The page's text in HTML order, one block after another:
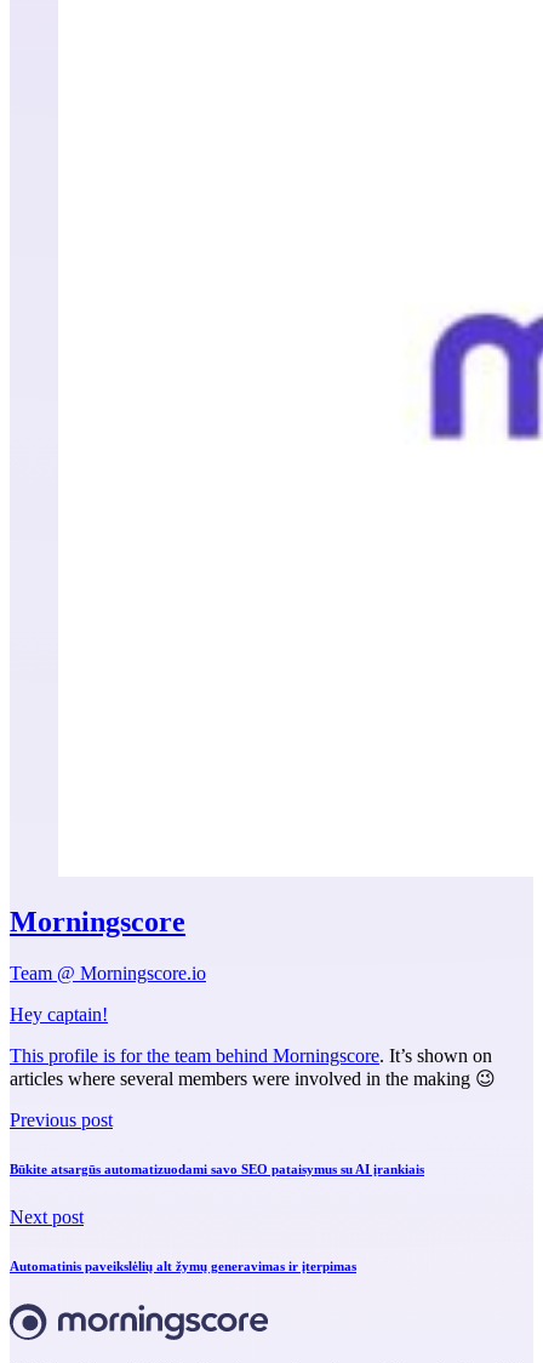
Morningscore
Team @ Morningscore.io
Hey captain!
This profile is for the team behind Morningscore. It’s shown on
articles where several members were involved in the making 😉
Previous post
Būkite atsargūs automatizuodami savo SEO pataisymus su AI įrankiais
Next post
Automatinis paveikslėlių alt žymų generavimas ir įterpimas